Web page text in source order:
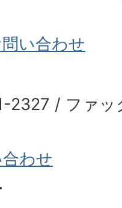
い合わせ
2327 / ファ
わせ